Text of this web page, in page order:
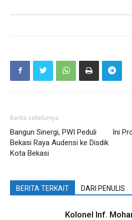
Berita sebelumya
Bangun Sinergi, PWI Peduli
Bekasi Raya Audensi ke Disdik
Kota Bekasi
Ini
BERITA TERKAIT DARI PENULIS
Kolonel Inf.